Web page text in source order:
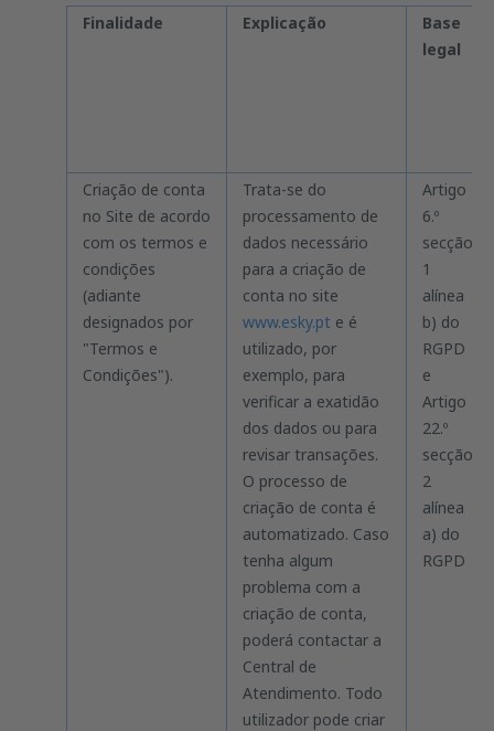
Finalidade
Explicação
Base
legal
Criação de conta
no Site de acordo
com os termos e
condições
(adiante
designados por
"Termos e
Condições").
Trata-se do
processamento de
dados necessário
para a criação de
conta no site
www.esky.pt e é
utilizado, por
exemplo, para
verificar a exatidão
dos dados ou para
revisar transações.
O processo de
criação de conta é
automatizado. Caso
tenha algum
problema com a
criação de conta,
poderá contactar a
Central de
Atendimento. Todo
utilizador pode criar
Artigo
6.º
secção
1
alínea
b) do
RGPD
e
Artigo
22.º
secção
2
alínea
a) do
RGPD